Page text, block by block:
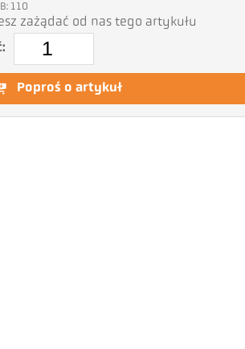
110
zażądać od nas tego artykułu
Poproś o artykuł